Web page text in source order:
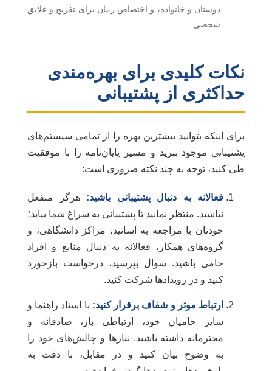
دوستان و خانواده، و اختصاص زمان برای تفریح و علایق
شخصی.
نکات کلیدی برای بهره‌مندی
حداکثری از پشتیبانی
برای اینکه بتوانید بیشترین بهره را از تمامی سیستم‌های
پشتیبانی موجود ببرید و مسیر پایان‌نامه را با موفقیت
طی کنید، توجه به چند نکته ضروری است:
فعالانه به دنبال پشتیبانی باشید: هرگز منفعل
نباشید. منتظر نمانید تا پشتیبانی به سراغ شما بیاید؛
خودتان با مراجعه به اساتید، مراکز دانشگاهی، و
گروه‌های همکار، فعالانه به دنبال منابع و افراد
حامی باشید. سوال بپرسید، درخواست بازخورد
کنید و در رویدادها شرکت کنید.
ارتباط موثر و شفاف برقرار کنید: با استاد راهنما و
سایر حامیان خود، ارتباطی باز، صادقانه و
محترمانه داشته باشید. نیازها و چالش‌های خود را
به وضوح بیان کنید و در مقابل، با دقت به